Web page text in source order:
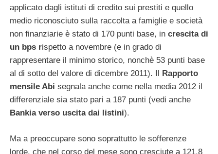
applicato dagli istituti di credito sui prestiti e quello
medio riconosciuto sulla raccolta a famiglie e società
non finanziarie è stato di 170 punti base, in crescita di
un bps rispetto a novembre (e in grado di
rappresentare il minimo storico, nonchè 53 punti base
al di sotto del valore di dicembre 2011). Il
Rapporto
mensile Abi segnala anche come nella media 2012 il
differenziale sia stato pari a 187 punti (vedi anche
Bankia verso uscita dai listini).
Ma a preoccupare sono soprattutto le sofferenze
lorde, che nel corso del mese sono cresciute a 121,8